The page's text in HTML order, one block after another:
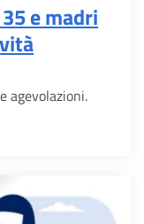
e madri
agevolazioni.